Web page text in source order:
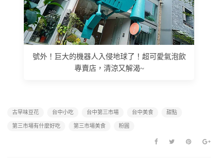
號外！巨大的機器人入侵地球了！超可愛氣泡飲
專賣店，清涼又解渴~
古早味豆花 台中小吃 台中第三市場 台中美食 甜點
第三市場有什麼好吃 第三市場美食 粉圓